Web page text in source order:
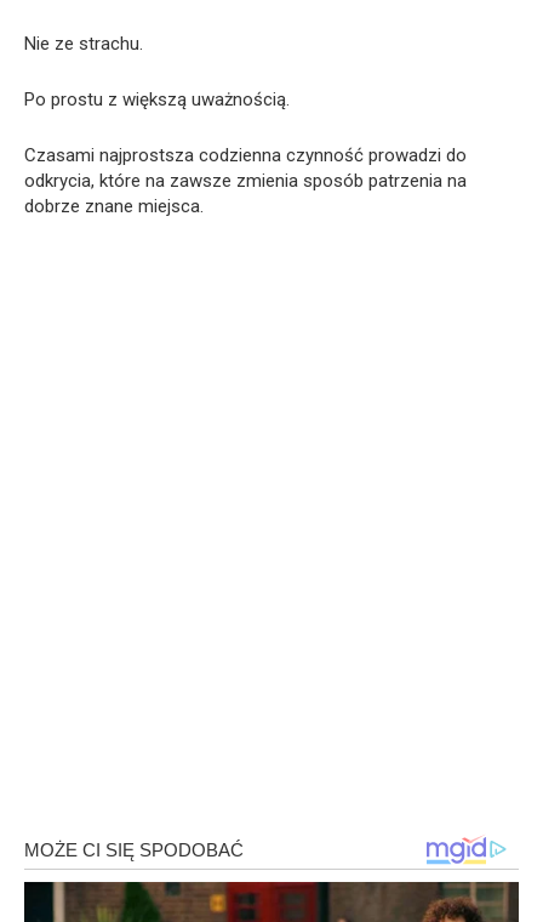
Nie ze strachu.
Po prostu z większą uważnością.
Czasami najprostsza codzienna czynność prowadzi do
odkrycia, które na zawsze zmienia sposób patrzenia na
dobrze znane miejsca.